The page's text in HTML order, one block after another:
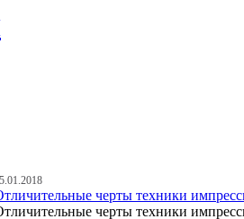
черты техники
черты техники